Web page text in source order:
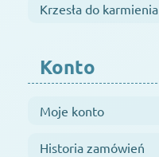
Krzesła do karmienia
Konto
Moje konto
Historia zamówień